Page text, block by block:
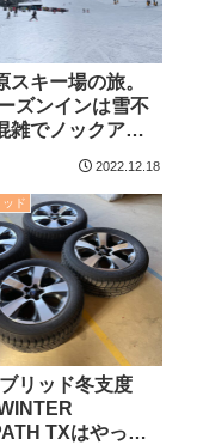
スキー場の旅。
ズンインは雪不
雑でノックアウ
とが大事。
2022.12.18
ド
リッド冬支度
TXはやっぱ